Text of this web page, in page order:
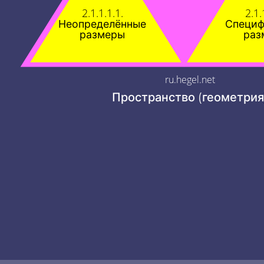
2.1.1.1.1.
Неопределённые
размеры
ru.hegel.net
Пространство